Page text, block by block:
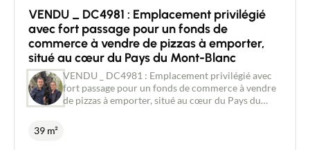
compris fonds travaux) : 462 €
VENDU _ DC4981 : Emplacement privilégié
avec fort passage pour un fonds de
commerce à vendre de pizzas à emporter,
situé au cœur du Pays du Mont-Blanc
VENDU _ DC4981 : Emplacement privilégié avec
fort passage pour un fonds de commerce à vendre
de pizzas à emporter, situé au cœur du Pays du
39 m²